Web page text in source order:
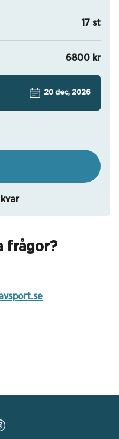
17 st
6800 kr
20 dec, 2026
frågor?